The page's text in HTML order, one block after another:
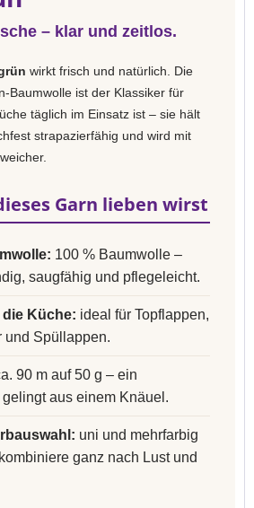
– klar und zeitlos.
wirkt frisch und natürlich. Die
Baumwolle ist der Klassiker für
täglich im Einsatz ist – sie hält
strapazierfähig und wird mit
Garn lieben wirst
100 % Baumwolle –
saugfähig und pflegeleicht.
die Küche: ideal für Topflappen,
und Spüllappen.
90 m auf 50 g – ein
aus einem Knäuel.
uni und mehrfarbig
ganz nach Lust und